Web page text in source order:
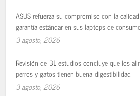
ASUS refuerza su compromiso con la
garantía estándar en sus laptops de
3 agosto, 2026
Revisión de 31 estudios concluye que los
perros y gatos tienen buena digestibilidad
3 agosto, 2026